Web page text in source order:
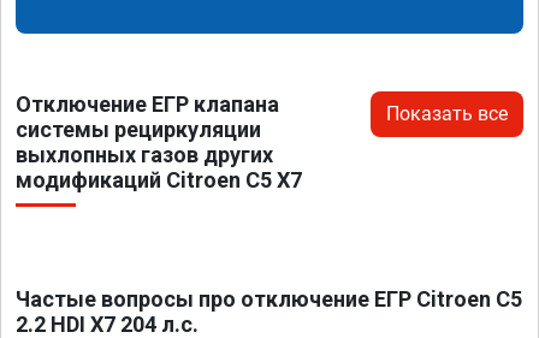
Отключение ЕГР клапана
системы рециркуляции
выхлопных газов других
модификаций Citroen C5 X7
Показать все
Частые вопросы про отключение ЕГР Citroen C5
2.2 HDI X7 204 л.с.